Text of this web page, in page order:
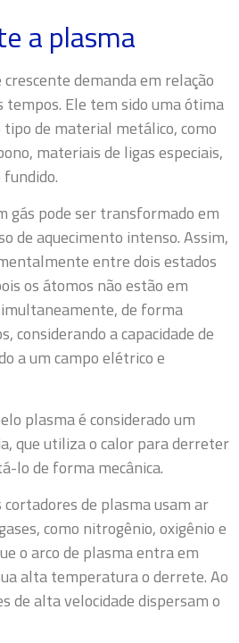
a plasma
demanda em relação
Ele tem sido uma ótima
de material metálico, como
materiais de ligas especiais,
gás pode ser transformado em
de aquecimento intenso. Assim,
entre dois estados
os átomos não estão em
de forma
considerando a capacidade de
a um campo elétrico e
plasma é considerado um
que utiliza o calor para derreter
lo de forma mecânica.
de plasma usam ar
como nitrogênio, oxigênio e
o arco de plasma entra em
alta temperatura o derrete. Ao
de alta velocidade dispersam o